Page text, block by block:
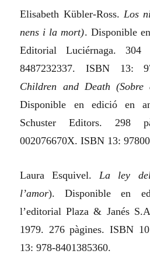
Elisabeth Kübler-Ross. Los
nens i la mort). Disponible
Editorial Luciérnaga.
8487232337. ISBN 13:
Children and Death
Disponible en edició en
Schuster Editors. 298
002076670X. ISBN 13:
Laura Esquivel.La ley
l’amor). Disponible en
l’editorial Plaza & Janés
1979. 276 pàgines. ISBN
13: 978-8401385360.